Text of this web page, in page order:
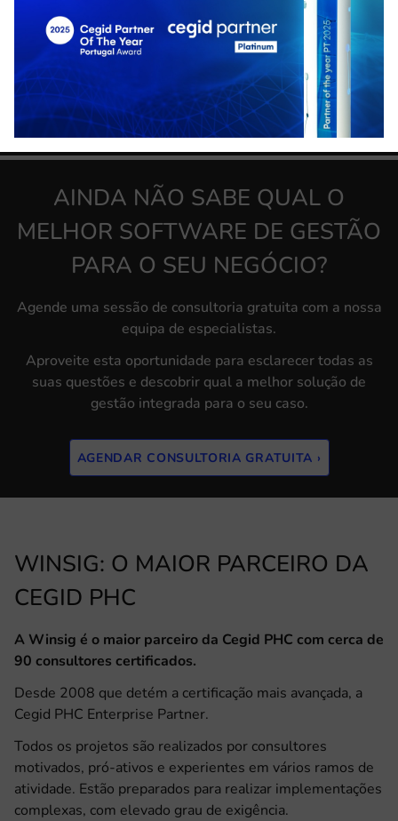
Organize, estime e consiga uma maior gestão dos custos
de uma obra com rigor, de forma simples e com
processos pré-definidos. Com o WIN Construção
centraliza toda a informação do seu negócio.
VER SOLUÇÃO ›
AINDA NÃO SABE QUAL O
MELHOR SOFTWARE DE GESTÃO
PARA O SEU NEGÓCIO?
Agende uma sessão de consultoria gratuita com a nossa
equipa de especialistas.
Aproveite esta oportunidade para esclarecer todas as
suas questões e descobrir qual a melhor solução de
gestão integrada para o seu caso.
AGENDAR CONSULTORIA GRATUITA ›
WINSIG: O MAIOR PARCEIRO DA
CEGID PHC
A Winsig é o maior parceiro da Cegid PHC com cerca de
90 consultores certificados.
Desde 2008 que detém a certificação mais avançada, a
Cegid PHC Enterprise Partner.
Todos os projetos são realizados por consultores
motivados, pró-ativos e experientes em vários ramos de
atividade. Estão preparados para realizar implementações
complexas, com elevado grau de exigência.